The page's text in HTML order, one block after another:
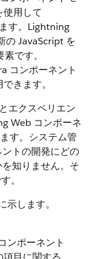
用して
す。Lightning
の JavaScript を
です。
コンポーネント
きます。
エクスペリエン
Web コンポーネ
す。システム管
トの開発にどの
知りません。そ
。
します。
ンポーネント